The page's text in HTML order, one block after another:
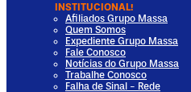
INSTITUCIONAL!
Afiliados Grupo Massa
Quem Somos
Expediente Grupo Massa
Fale Conosco
Notícias do Grupo Massa
Trabalhe Conosco
Falha de Sinal - Rede